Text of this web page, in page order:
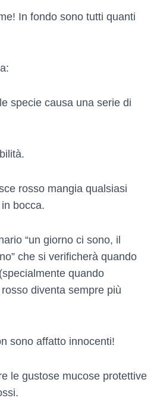
In fondo sono tutti quanti
specie causa una serie di
rosso mangia qualsiasi
bocca.
“un giorno ci sono, il
che si verificherà quando
quando
diventa sempre più
sono affatto innocenti!
le gustose mucose protettive